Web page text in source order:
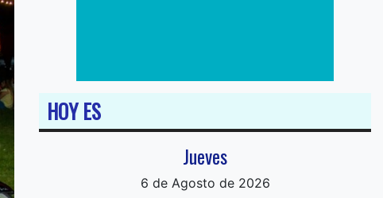
HOY ES
Jueves
6 de Agosto de 2026